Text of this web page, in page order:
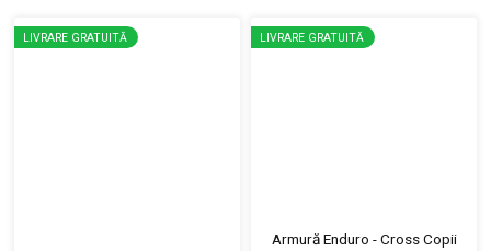
LIVRARE GRATUITĂ LIVRARE GRATUITĂ
Armură Enduro - Cross Copii